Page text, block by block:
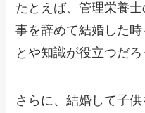
たとえば、管理栄養
事を辞めて結婚した
とや知識が役立つだ
さらに、結婚して子